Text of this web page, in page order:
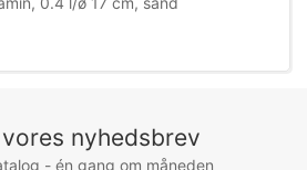
nyhedsbrev
- én gang om måneden